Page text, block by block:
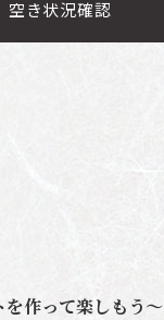
空き状況確認
作って楽しもう～